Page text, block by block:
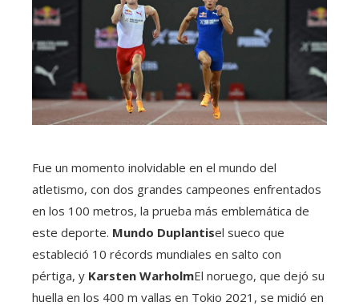
Fue un momento inolvidable en el mundo del
atletismo, con dos grandes campeones enfrentados
en los 100 metros, la prueba más emblemática de
este deporte. Mundo Duplantisel sueco que
estableció 10 récords mundiales en salto con
pértiga, y Karsten WarholmEl noruego, que dejó su
huella en los 400 m vallas en Tokio 2021, se midió en